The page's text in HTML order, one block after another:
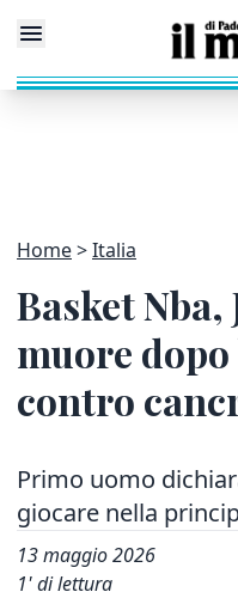
Home Italia
Basket
muore
contro
Primo uomo
giocare nella
13 maggio 2026
1' di lettura